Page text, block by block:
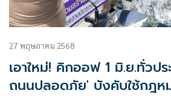
27 พฤษภาคม 2568
เอาใหม่! คิกออฟ 1 มิ.ย.ทั่วปร
ถนนปลอดภัย' บังคับใช้กฎหม